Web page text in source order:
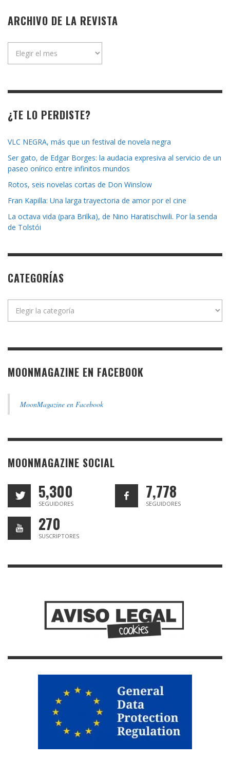
ARCHIVO DE LA REVISTA
¿TE LO PERDISTE?
VLC NEGRA, más que un festival de novela negra
Ser gato, de Edgar Borges: la audacia expresiva al servicio de un
paseo onírico entre infinitos mundos
Rotos, seis novelas cortas de Don Winslow
Fran Kapilla: Una larga trayectoria de amor por el cine
La octava vida (para Brilka), de Nino Haratischwili. Por la senda
de Tolstói
CATEGORÍAS
MOONMAGAZINE EN FACEBOOK
MoonMagazine en Facebook
MOONMAGAZINE SOCIAL
5,300
SEGUIDORES
7,778
SEGUIDORES
270
SUSCRIPTORES